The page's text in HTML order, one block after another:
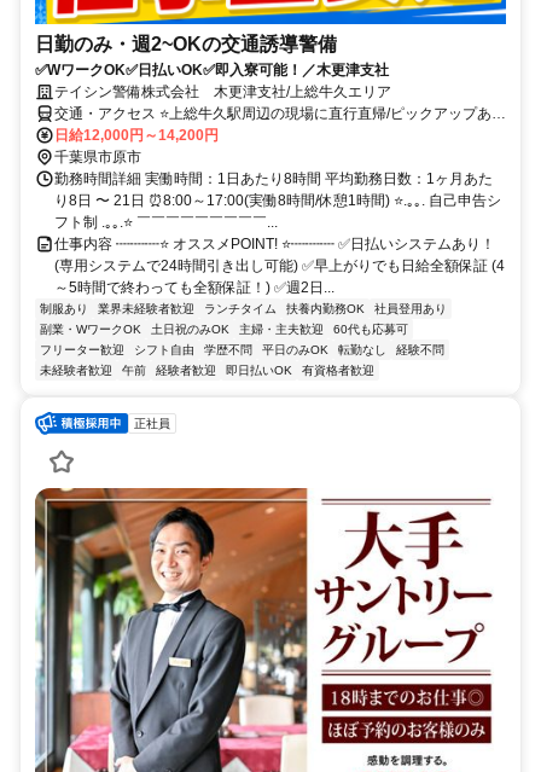
日勤のみ・週2~OKの交通誘導警備
✅WワークOK✅日払いOK✅即入寮可能！／木更津支社
テイシン警備株式会社 木更津支社/上総牛久エリア
交通・アクセス ⭐上総牛久駅周辺の現場に直行直帰/ピックアップあ
り！移動の心配は不要です♪
日給12,000円～14,200円
千葉県市原市
勤務時間詳細 実働時間：1日あたり8時間 平均勤務日数：1ヶ月あた
り8日 〜 21日 ⏰8:00～17:00(実働8時間/休憩1時間) ⭐.｡｡. 自己申告シ
フト制 .｡｡.⭐ ￣￣￣￣￣￣￣￣￣...
仕事内容 ┉┉┉⭐ オススメPOINT! ⭐┉┉┉ ✅日払いシステムあり！
(専用システムで24時間引き出し可能) ✅早上がりでも日給全額保証 (4
～5時間で終わっても全額保証！) ✅週2日...
制服あり 業界未経験者歓迎 ランチタイム 扶養内勤務OK
社員登用あり
副業・WワークOK
土日祝のみOK 主婦・主夫歓迎
60代も応募可
フリーター歓迎
シフト自由 学歴不問 平日のみOK 転勤なし
経験不問
未経験者歓迎
午前 経験者歓迎 即日払いOK 有資格者歓迎
正社員